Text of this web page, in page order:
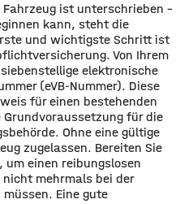
ist unterschrieben –
kann, steht die
und wichtigste Schritt ist
Von Ihrem
elektronische
(eVB-Nummer). Diese
für einen bestehenden
für die
Ohne eine gültige
zugelassen. Bereiten Sie
einen reibungslosen
mehrmals bei der
Eine gute